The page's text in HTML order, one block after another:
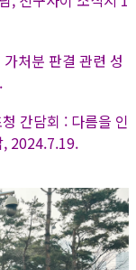
처분 판결 관련 성
간담회 : 다름을 인
, 2024.7.19.